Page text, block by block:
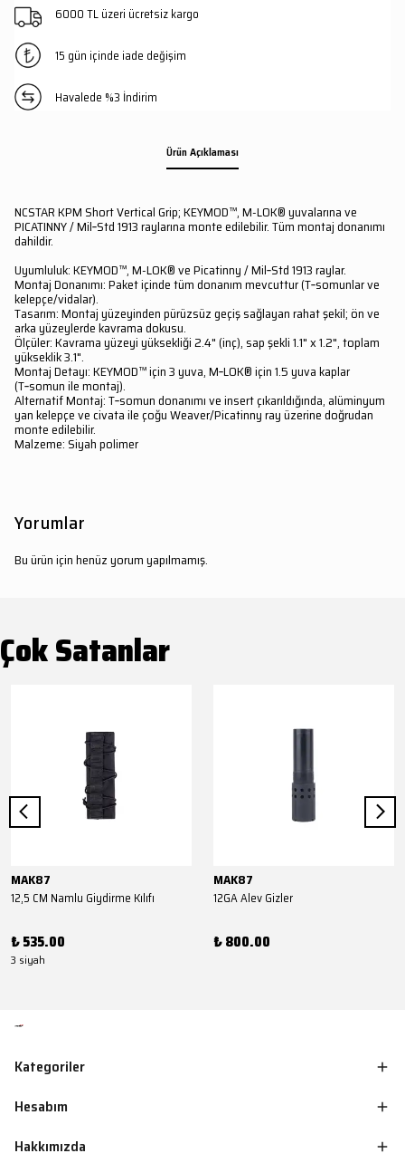
6000 TL üzeri ücretsiz kargo
15 gün içinde iade değişim
Havalede %3 İndirim
Ürün Açıklaması
NCSTAR KPM Short Vertical Grip; KEYMOD™, M-LOK® yuvalarına ve
PICATINNY / Mil‑Std 1913 raylarına monte edilebilir. Tüm montaj donanımı
dahildir.
Uyumluluk: KEYMOD™, M-LOK® ve Picatinny / Mil‑Std 1913 raylar.
Montaj Donanımı: Paket içinde tüm donanım mevcuttur (T‑somunlar ve
kelepçe/vidalar).
Tasarım: Montaj yüzeyinden pürüzsüz geçiş sağlayan rahat şekil; ön ve
arka yüzeylerde kavrama dokusu.
Ölçüler: Kavrama yüzeyi yüksekliği 2.4" (inç), sap şekli 1.1" x 1.2", toplam
yükseklik 3.1".
Montaj Detayı: KEYMOD™ için 3 yuva, M‑LOK® için 1.5 yuva kaplar
(T‑somun ile montaj).
Alternatif Montaj: T‑somun donanımı ve insert çıkarıldığında, alüminyum
yan kelepçe ve civata ile çoğu Weaver/Picatinny ray üzerine doğrudan
monte edilebilir.
Malzeme: Siyah polimer
Yorumlar
Bu ürün için henüz yorum yapılmamış.
Çok Satanlar
MAK87
12,5 CM Namlu Giydirme Kılıfı
₺ 535.00
3 siyah
MAK87
12GA Alev Gizler
₺ 800.00
Kategoriler
Hesabım
Hakkımızda